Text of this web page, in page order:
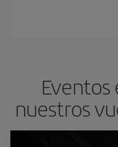
Eventos
nuestros